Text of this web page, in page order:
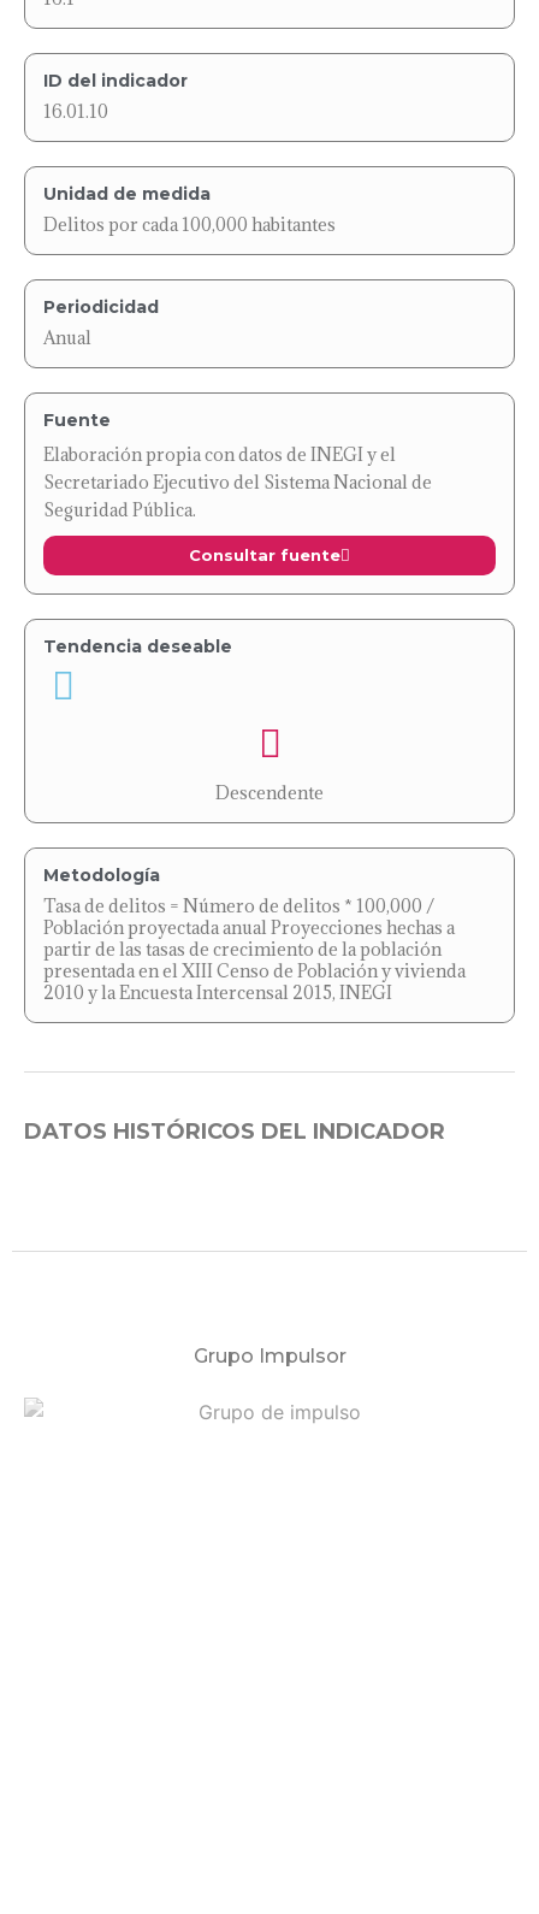
ID del indicador
16.01.10
Unidad de medida
Delitos por cada 100,000 habitantes
Periodicidad
Anual
Fuente
Elaboración propia con datos de INEGI y el
Secretariado Ejecutivo del Sistema Nacional de
Seguridad Pública.
Consultar fuente
Tendencia deseable
Descendente
Metodología
Tasa de delitos = Número de delitos * 100,000 /
Población proyectada anual Proyecciones hechas a
partir de las tasas de crecimiento de la población
presentada en el XIII Censo de Población y vivienda
2010 y la Encuesta Intercensal 2015, INEGI
DATOS HISTÓRICOS DEL INDICADOR
Grupo Impulsor